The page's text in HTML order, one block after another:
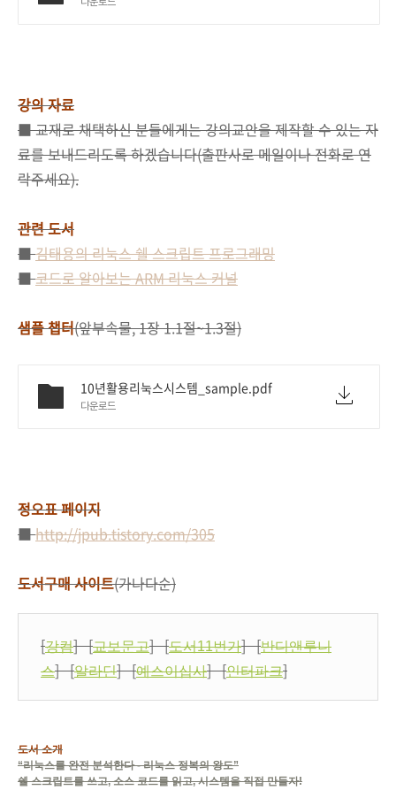
강의 자료
■ 교재로 채택하신 분들에게는 강의교안을 제작할 수 있는 자
료를 보내드리도록 하겠습니다(출판사로 메일이나 전화로 연
락주세요).
관련 도서
■김태용의 리눅스 쉘 스크립트 프로그래밍
■코드로 알아보는 ARM 리눅스 커널
샘플 챕터(앞부속물, 1장 1.1절~1.3절)
10년활용리눅스시스템_sample.pdf
다운로드
정오표 페이지
■http://jpub.tistory.com/305
도서구매 사이트(가나다순)
[강컴] [교보문고] [도서11번가] [반디앤루니
스] [알라딘] [예스이십사] [인터파크]
도서 소개
“리눅스를 완전 분석한다 - 리눅스 정복의 왕도”
쉘 스크립트를 쓰고, 소스 코드를 읽고, 시스템을 직접 만들자!